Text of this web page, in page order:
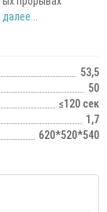
53,5
50
≤120 сек
1,7
620*520*540